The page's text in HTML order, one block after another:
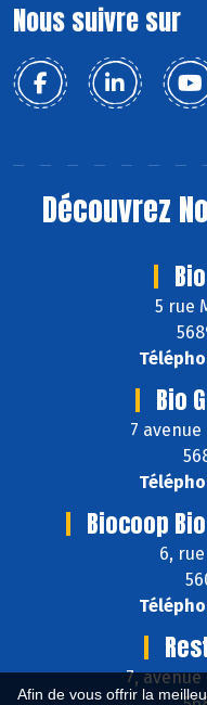
Afin de vous offrir la
Nous suivre sur
Découvrez
5 rue
Bio
7
Biocoop
6,
7,